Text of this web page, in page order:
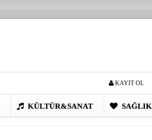
KAYIT OL
KÜLTÜR&SANAT SAĞLIK